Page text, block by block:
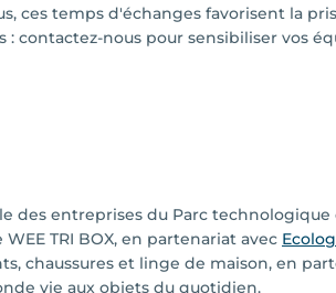
ces temps d'échanges favorisent la
contactez-nous pour sensibiliser vos
des entreprises du Parc technologique
TRI BOX, en partenariat avec
chaussures et linge de maison, en
vie aux objets du quotidien.